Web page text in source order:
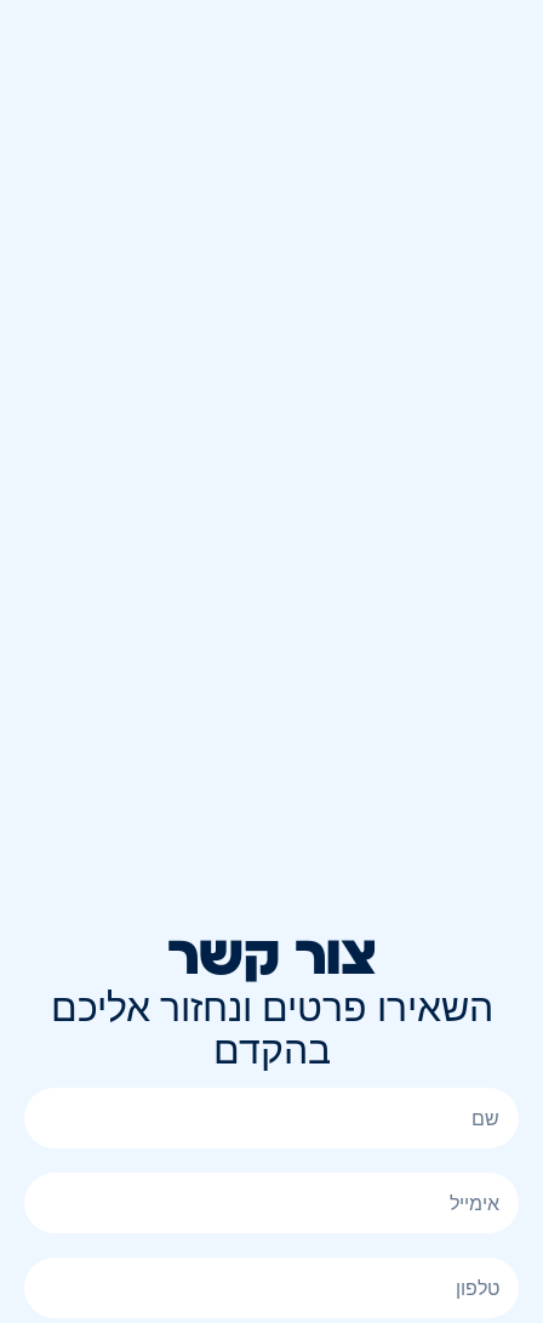
צור קשר
השאירו פרטים ונחזור אליכם
בהקדם